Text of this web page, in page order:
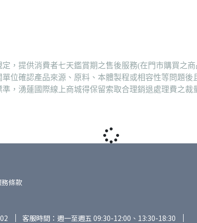
，提供消費者七天鑑賞期之售後服務(在門市購買之
位確認產品來源、原料、本體製程或相容性等問題
，湧蓮國際線上商城得保留索取合理銷退處理費之裁
條款
客服時間：週一至週五 09:30-12:00、13:30-18:30